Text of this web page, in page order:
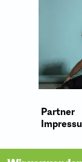
Partner